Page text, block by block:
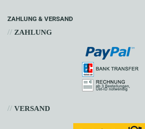
ZAHLUNG & VERSAND
// ZAHLUNG
// VERSAND